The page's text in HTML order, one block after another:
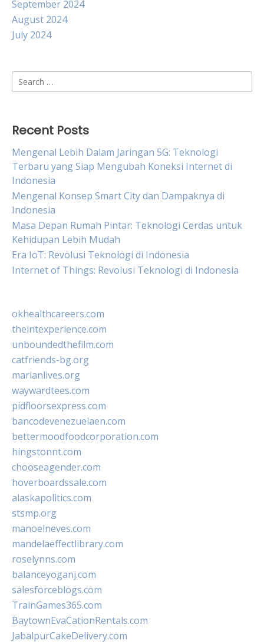
September 2024
August 2024
July 2024
Search
for:
Recent Posts
Mengenal Lebih Dalam Jaringan 5G: Teknologi
Terbaru yang Siap Mengubah Koneksi Internet di
Indonesia
Mengenal Konsep Smart City dan Dampaknya di
Indonesia
Masa Depan Rumah Pintar: Teknologi Cerdas untuk
Kehidupan Lebih Mudah
Era IoT: Revolusi Teknologi di Indonesia
Internet of Things: Revolusi Teknologi di Indonesia
okhealthcareers.com
theintexperience.com
unboundedthefilm.com
catfriends-bg.org
marianlives.org
waywardtees.com
pidfloorsexpress.com
bancodevenezuelaen.com
bettermoodfoodcorporation.com
hingstonnt.com
chooseagender.com
hoverboardssale.com
alaskapolitics.com
stsmp.org
manoelneves.com
mandelaeffectlibrary.com
roselynns.com
balanceyoganj.com
salesforceblogs.com
TrainGames365.com
BaytownEvaCationRentals.com
JabalpurCakeDelivery.com